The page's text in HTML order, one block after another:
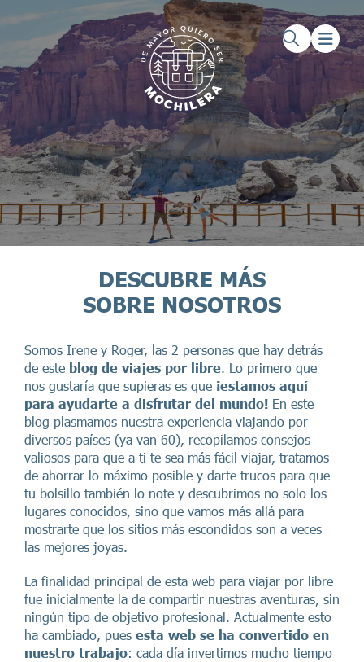
Saltar al contenido principal
Saltar al pie de página
DESCUBRE MÁS
SOBRE NOSOTROS
Somos Irene y Roger, las 2 personas que hay detrás
de este blog de viajes por libre. Lo primero que
nos gustaría que supieras es que ¡estamos aquí
para ayudarte a disfrutar del mundo! En este
blog plasmamos nuestra experiencia viajando por
diversos países (ya van 60), recopilamos consejos
valiosos para que a ti te sea más fácil viajar, tratamos
de ahorrar lo máximo posible y darte trucos para que
tu bolsillo también lo note y descubrimos no solo los
lugares conocidos, sino que vamos más allá para
mostrarte que los sitios más escondidos son a veces
las mejores joyas.
La finalidad principal de esta web para viajar por libre
fue inicialmente la de compartir nuestras aventuras, sin
ningún tipo de objetivo profesional. Actualmente esto
ha cambiado, pues esta web se ha convertido en
nuestro trabajo: cada día invertimos mucho tiempo